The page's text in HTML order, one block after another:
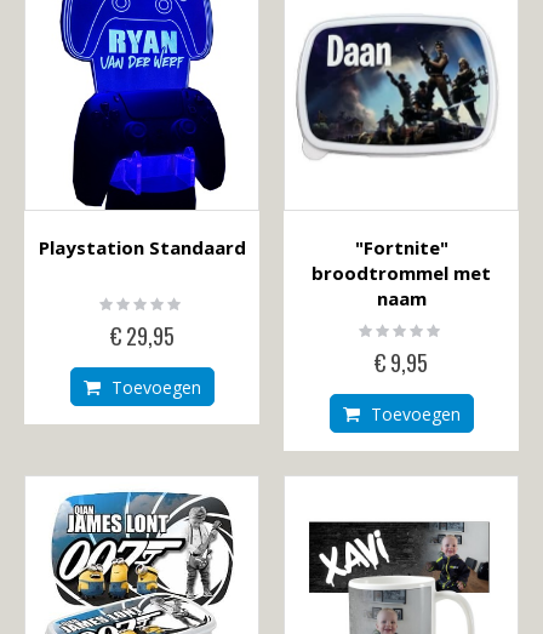
Playstation Standaard
Rating:
0%
€ 29,95
Toevoegen
"Fortnite"
broodtrommel met
naam
Rating:
0%
€ 9,95
Toevoegen